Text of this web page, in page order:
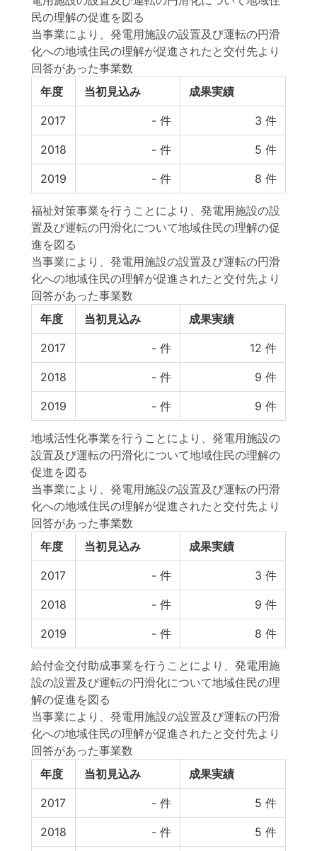
民の理解の促進を図る
当事業により、発電用施設の設置及び運転の円滑
化への地域住民の理解が促進されたと交付先より
回答があった事業数
年度
当初見込み 成果実績
2017 - 件 3 件
2018 - 件 5 件
2019 - 件 8 件
福祉対策事業を行うことにより、発電用施設の設
置及び運転の円滑化について地域住民の理解の促
進を図る
当事業により、発電用施設の設置及び運転の円滑
化への地域住民の理解が促進されたと交付先より
回答があった事業数
年度
当初見込み 成果実績
2017 - 件 12 件
2018 - 件 9 件
2019 - 件 9 件
地域活性化事業を行うことにより、発電用施設の
設置及び運転の円滑化について地域住民の理解の
促進を図る
当事業により、発電用施設の設置及び運転の円滑
化への地域住民の理解が促進されたと交付先より
回答があった事業数
年度
当初見込み 成果実績
2017 - 件 3 件
2018 - 件 9 件
2019 - 件 8 件
給付金交付助成事業を行うことにより、発電用施
設の設置及び運転の円滑化について地域住民の理
解の促進を図る
当事業により、発電用施設の設置及び運転の円滑
化への地域住民の理解が促進されたと交付先より
回答があった事業数
年度
当初見込み 成果実績
2017 - 件 5 件
2018 - 件 5 件